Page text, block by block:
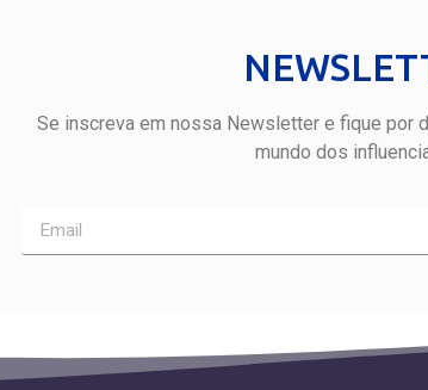
Se inscreva em nossa Newsletter e fique por
mundo dos